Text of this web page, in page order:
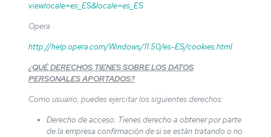
viewlocale=es_ES&locale=es_ES
Opera
http://help.opera.com/Windows/11.50/es-ES/cookies.html
¿QUÉ DERECHOS TIENES SOBRE LOS DATOS
PERSONALES APORTADOS?
Como usuario, puedes ejercitar los siguientes derechos:
Derecho de acceso: Tienes derecho a obtener por parte
de la empresa confirmación de si se están tratando o no